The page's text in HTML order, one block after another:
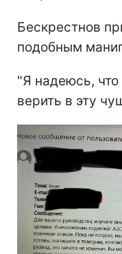
Бескрестнов
подобным
"Я надеюсь, что
верить в эту